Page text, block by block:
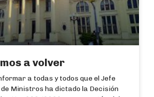
a volver
a todas y todos que el Jefe
de Ministros ha dictado la Decisión